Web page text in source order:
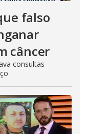
falso
câncer
consultas